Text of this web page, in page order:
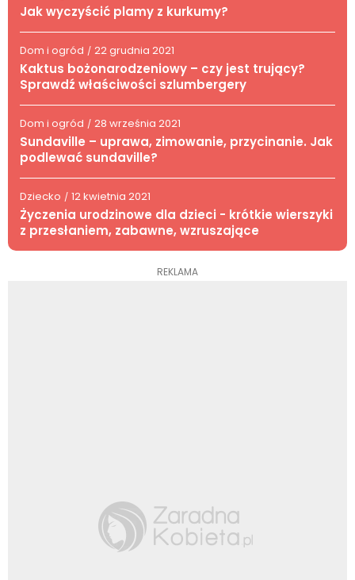
Jak wyczyścić plamy z kurkumy?
Dom i ogród / 22 grudnia 2021
Kaktus bożonarodzeniowy – czy jest trujący?
Sprawdź właściwości szlumbergery
Dom i ogród / 28 września 2021
Sundaville – uprawa, zimowanie, przycinanie. Jak
podlewać sundaville?
Dziecko / 12 kwietnia 2021
Życzenia urodzinowe dla dzieci - krótkie wierszyki
z przesłaniem, zabawne, wzruszające
REKLAMA